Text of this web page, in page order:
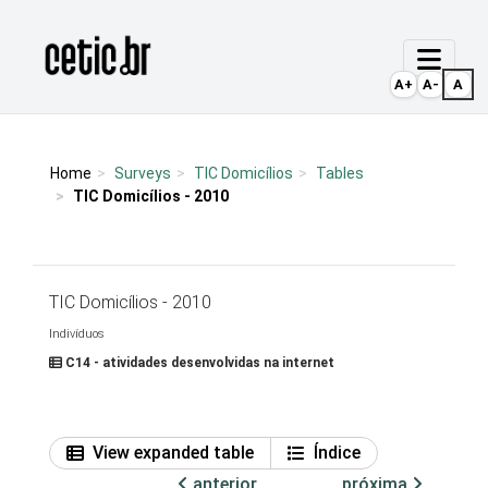
Página inicial
Home Surveys TIC Domicílios
Tables
TIC Domicílios - 2010
TIC Domicílios - 2010
Indivíduos
C14 - atividades desenvolvidas na internet
View expanded table
Índice
anterior
próxima
A+ A- A